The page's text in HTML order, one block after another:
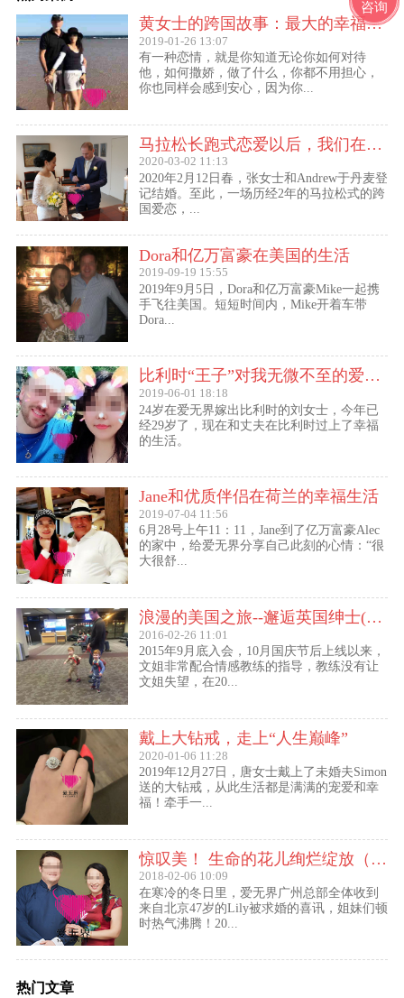
黄女士的跨国故事：最大的幸福便是有一个白马王子一直默默等着自己
2019-01-26 13:07
有一种恋情，就是你知道无论你如何对待
他，如何撒娇，做了什么，你都不用担心，
你也同样会感到安心，因为你...
马拉松长跑式恋爱以后，我们在丹麦登记结婚了
2020-03-02 11:13
2020年2月12日春，张女士和Andrew于丹麦登
记结婚。至此，一场历经2年的马拉松式的跨
国爱恋，...
Dora和亿万富豪在美国的生活
2019-09-19 15:55
2019年9月5日，Dora和亿万富豪Mike一起携
手飞往美国。短短时间内，Mike开着车带
Dora...
比利时“王子”对我无微不至的爱（爱无界刘女士的海外生活）
2019-06-01 18:18
24岁在爱无界嫁出比利时的刘女士，今年已
经29岁了，现在和丈夫在比利时过上了幸福
的生活。
Jane和优质伴侣在荷兰的幸福生活
2019-07-04 11:56
6月28号上午11：11，Jane到了亿万富豪Alec
的家中，给爱无界分享自己此刻的心情：“很
大很舒...
浪漫的美国之旅--邂逅英国绅士(文姐与Kent的见面动态）
2016-02-26 11:01
2015年9月底入会，10月国庆节后上线以来，
文姐非常配合情感教练的指导，教练没有让
文姐失望，在20...
戴上大钻戒，走上“人生巅峰”
2020-01-06 11:28
2019年12月27日，唐女士戴上了未婚夫Simon
送的大钻戒，从此生活都是满满的宠爱和幸
福！牵手一...
惊叹美！ 生命的花儿绚烂绽放（47岁的Lily结婚啦！）
2018-02-06 10:09
在寒冷的冬日里，爱无界广州总部全体收到
来自北京47岁的Lily被求婚的喜讯，姐妹们顿
时热气沸腾！20...
热门文章
咨询